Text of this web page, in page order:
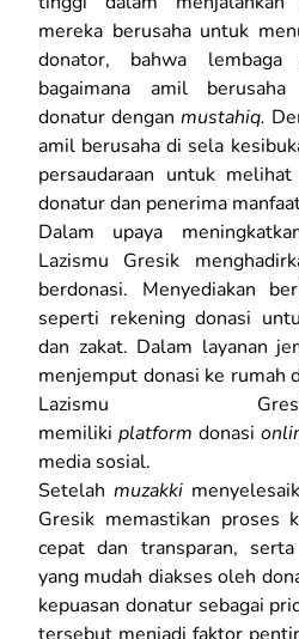
mereka berusaha untuk
donator, bahwa
bagaimana amil
donatur dengan mustahiq.
amil berusaha di sela
persaudaraan untuk
donatur dan penerima
Dalam upaya
Lazismu Gresik
berdonasi. Menyediakan
seperti rekening donasi
dan zakat. Dalam layanan
menjemput donasi ke rumah
Lazismu
memiliki platform donasi
media sosial.
Setelah muzakki
Gresik memastikan proses
cepat dan transparan,
yang mudah diakses oleh
kepuasan donatur sebagai